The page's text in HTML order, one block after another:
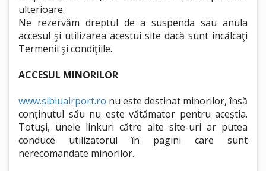
ulterioare.
Ne rezervăm dreptul de a suspenda sau anula
accesul şi utilizarea acestui site dacă sunt încălcaţi
Termenii şi condiţiile.
ACCESUL MINORILOR
www.sibiuairport.ro nu este destinat minorilor, însă
conținutul său nu este vătămator pentru aceștia.
Totuși, unele linkuri către alte site-uri ar putea
conduce utilizatorul în pagini care sunt
nerecomandate minorilor.